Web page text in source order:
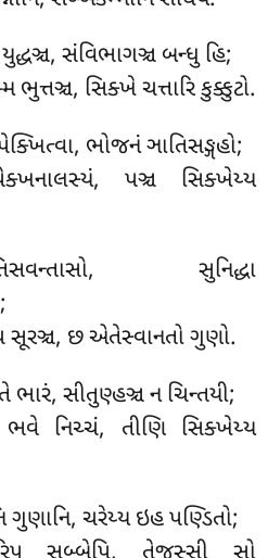
યુદ્ધઞ્ચ, સંવિભાગઞ્ચ બન્ધુ હિ;
ભુત્તઞ્ચ, સિક્ખે ચત્તારિ કુક્કુટો.
ભોજનં ઞાતિસઙ્ગહો;
પઞ્ચ સિક્ખેય્ય
સુનિદ્ધા
સૂરઞ્ચ, છ એતેસ્વાનતો ગુણો.
ભારં, સીતુણ્હઞ્ચ ન ચિન્તયી;
ભવે નિચ્ચં, તીણિ સિક્ખેય્ય
ગુણાનિ, ચરેય્ય ઇહ પણ્ડિતો;